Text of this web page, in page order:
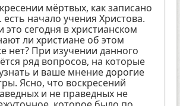
мёртвых, как записано
есть начало учения Христова.
это сегодня в христианском
ли христиане об этом
нет? При изучении данного
ряд вопросов, на которые
и ваше мнение дорогие
Ясно, что воскресений
и не праведных не